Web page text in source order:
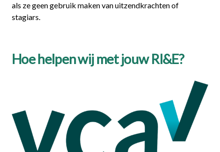
als ze geen gebruik maken van uitzendkrachten of
stagiars.
Hoe helpen wij met jouw RI&E?